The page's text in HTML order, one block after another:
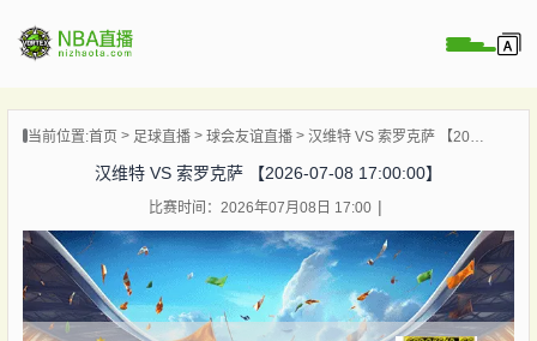
播当前位置:首页 足球直播 球会友谊直播 汉维特 VS 索罗克萨 【2026-07-08 17:00:00】
汉维特 VS 索罗克萨 【2026-07-08 17:00:00】
比赛时间：2026年07月08日 17:00